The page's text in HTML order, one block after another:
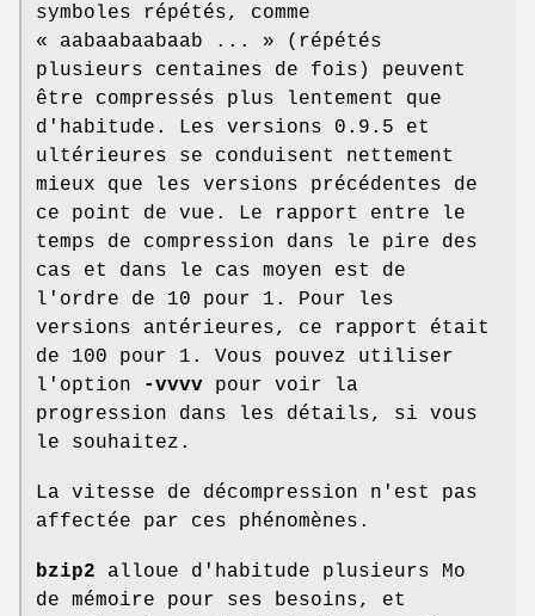
symboles répétés, comme
« aabaabaabaab ... » (répétés
plusieurs centaines de fois) peuvent
être compressés plus lentement que
d'habitude. Les versions 0.9.5 et
ultérieures se conduisent nettement
mieux que les versions précédentes de
ce point de vue. Le rapport entre le
temps de compression dans le pire des
cas et dans le cas moyen est de
l'ordre de 10 pour 1. Pour les
versions antérieures, ce rapport était
de 100 pour 1. Vous pouvez utiliser
l'option
-vvvv pour voir la
progression dans les détails, si vous
le souhaitez.
La vitesse de décompression n'est pas
affectée par ces phénomènes.
bzip2 alloue d'habitude plusieurs Mo
de mémoire pour ses besoins, et